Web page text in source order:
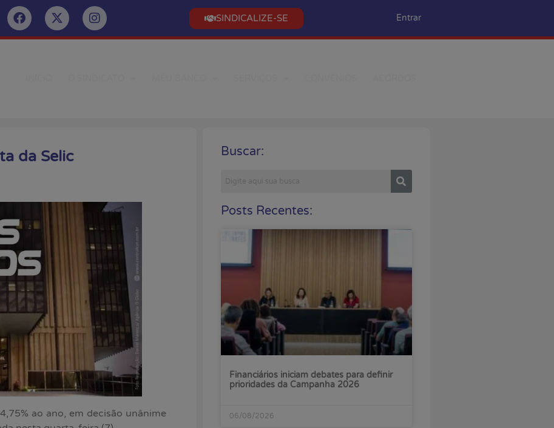
SINDICALIZE-SE Entrar
da Selic
ao ano, em decisão unânime
Buscar:
Posts Recentes:
Financiários iniciam debates para definir
prioridades da Campanha 2026
06/08/2026